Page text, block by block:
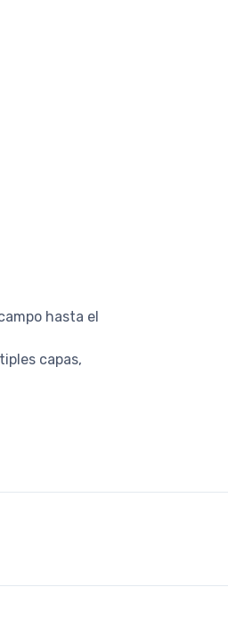
hasta el
capas,